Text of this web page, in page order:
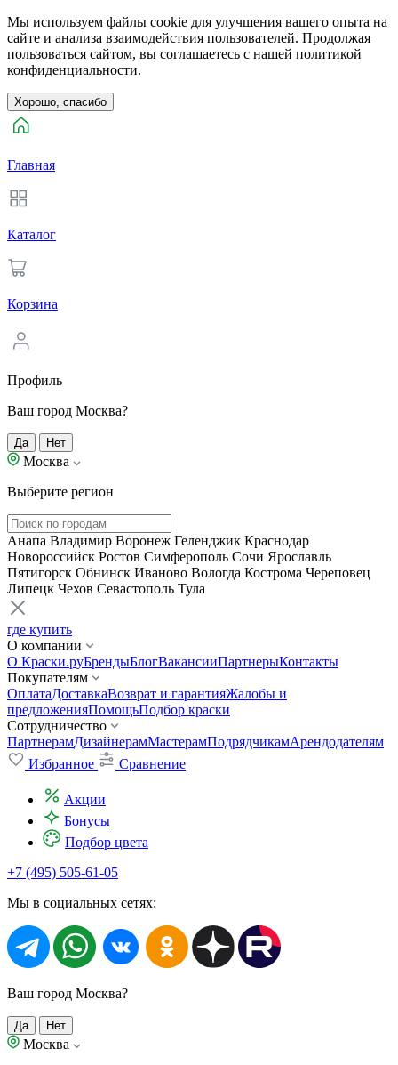
Мы используем файлы cookie для улучшения вашего опыта на
сайте и анализа взаимодействия пользователей. Продолжая
пользоваться сайтом, вы соглашаетесь с нашей политикой
конфиденциальности.
Хорошо, спасибо
Главная
Каталог
Корзина
Профиль
Ваш город Москва?
Да Нет
Москва
Выберите регион
Анапа Владимир Воронеж Геленджик Краснодар
Новороссийск Ростов Симферополь Сочи Ярославль
Пятигорск Обнинск Иваново Вологда Кострома Череповец
Липецк Чехов Севастополь Тула
где купить
О компании
О Краски.руБрендыБлогВакансииПартнерыКонтакты
Покупателям
ОплатаДоставкаВозврат и гарантияЖалобы и
предложенияПомощьПодбор краски
Сотрудничество
ПартнерамДизайнерамМастерамПодрядчикамАрендодателям
Избранное
Сравнение
Акции
Бонусы
Подбор цвета
+7 (495) 505-61-05
Мы в социальных сетях:
Ваш город Москва?
Да Нет
Москва